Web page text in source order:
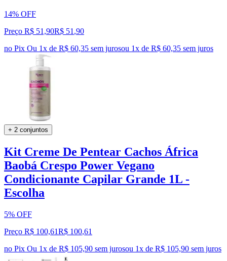
14% OFF
Preço R$ 51,90R$ 51 ,90
no Pix Ou 1x de R$ 60,35 sem jurosou 1x de R$ 60,35 sem juros
+ 2 conjuntos
Kit Creme De Pentear Cachos África
Baobá Crespo Power Vegano
Condicionante Capilar Grande 1L -
Escolha
5% OFF
Preço R$ 100,61R$ 100,61
no Pix Ou 1x de R$ 105,90 sem jurosou 1x de R$ 105,90 sem juros